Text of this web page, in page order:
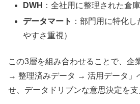
DWH ：全社用に整理された倉
データマート ：部門用に特化
やすさ重視）
この3層を組み合わせることで、企
→ 整理済みデータ → 活用データ」
せ、データドリブンな意思決定を支